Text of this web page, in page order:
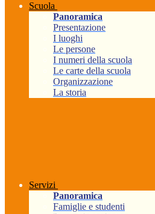
Scuola
Panoramica
Presentazione
I luoghi
Le persone
I numeri della scuola
Le carte della scuola
Organizzazione
La storia
Servizi
Panoramica
Famiglie e studenti